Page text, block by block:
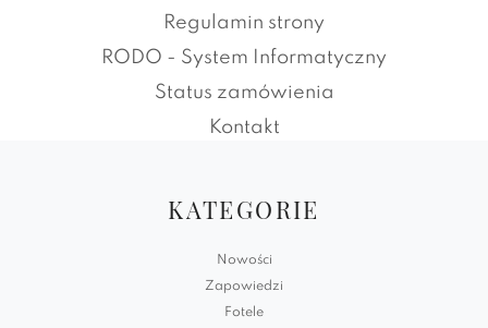
Regulamin strony
RODO - System Informatyczny
Status zamówienia
Kontakt
KATEGORIE
Nowości
Zapowiedzi
Fotele